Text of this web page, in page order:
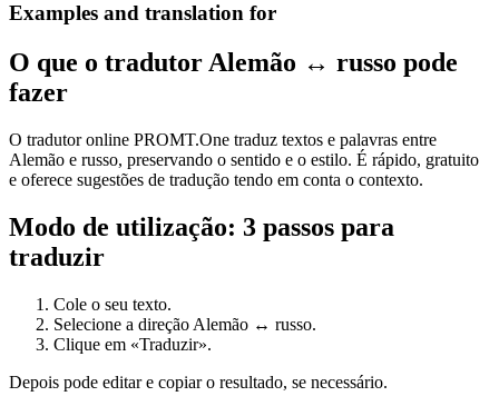
Examples and translation for
O que o tradutor Alemão ↔ russo pode
fazer
O tradutor online PROMT.One traduz textos e palavras entre
Alemão e russo, preservando o sentido e o estilo. É rápido, gratuito
e oferece sugestões de tradução tendo em conta o contexto.
Modo de utilização: 3 passos para
traduzir
Cole o seu texto.
Selecione a direção Alemão ↔ russo.
Clique em «Traduzir».
Depois pode editar e copiar o resultado, se necessário.